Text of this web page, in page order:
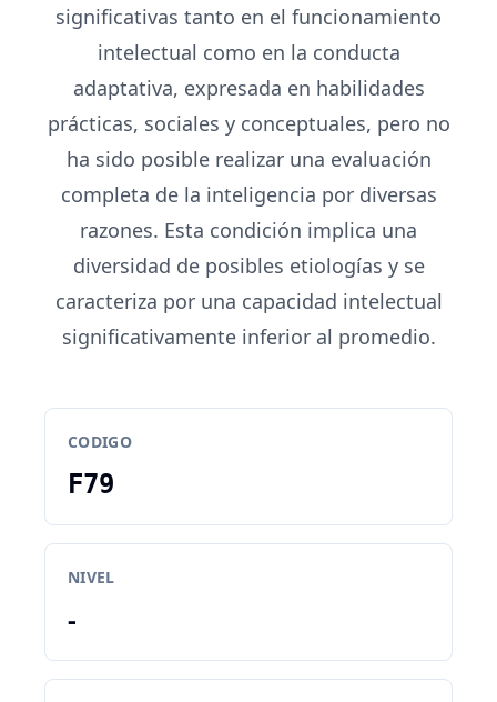
significativas tanto en el funcionamiento
intelectual como en la conducta
adaptativa, expresada en habilidades
prácticas, sociales y conceptuales, pero no
ha sido posible realizar una evaluación
completa de la inteligencia por diversas
razones. Esta condición implica una
diversidad de posibles etiologías y se
caracteriza por una capacidad intelectual
significativamente inferior al promedio.
CODIGO
F79
NIVEL
-